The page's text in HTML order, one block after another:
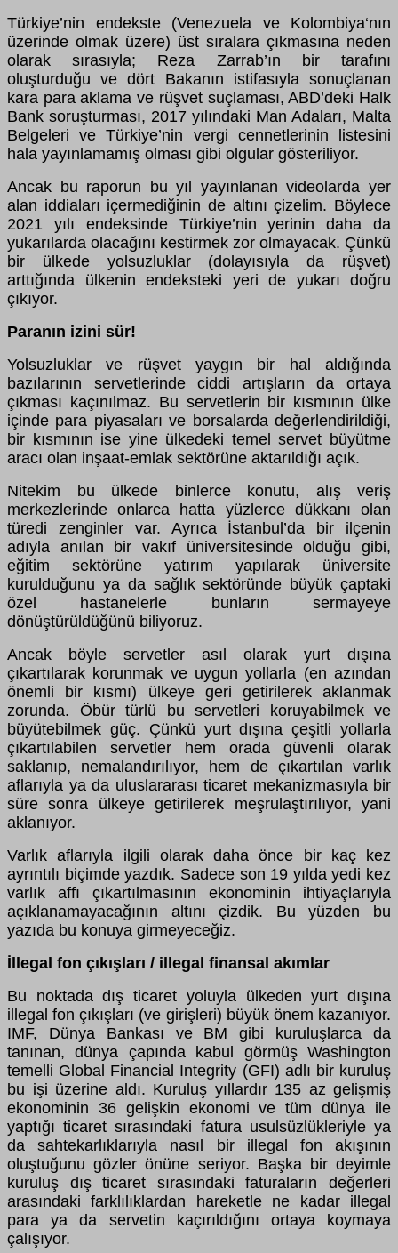
Türkiye’nin endekste (Venezuela ve Kolombiya‘nın
üzerinde olmak üzere) üst sıralara çıkmasına neden
olarak sırasıyla; Reza Zarrab’ın bir tarafını
oluşturduğu ve dört Bakanın istifasıyla sonuçlanan
kara para aklama ve rüşvet suçlaması, ABD’deki Halk
Bank soruşturması, 2017 yılındaki Man Adaları, Malta
Belgeleri ve Türkiye’nin vergi cennetlerinin listesini
hala yayınlamamış olması gibi olgular gösteriliyor.
Ancak bu raporun bu yıl yayınlanan videolarda yer
alan iddiaları içermediğinin de altını çizelim. Böylece
2021 yılı endeksinde Türkiye’nin yerinin daha da
yukarılarda olacağını kestirmek zor olmayacak. Çünkü
bir ülkede yolsuzluklar (dolayısıyla da rüşvet)
arttığında ülkenin endeksteki yeri de yukarı doğru
çıkıyor.
Paranın izini sür!
Yolsuzluklar ve rüşvet yaygın bir hal aldığında
bazılarının servetlerinde ciddi artışların da ortaya
çıkması kaçınılmaz. Bu servetlerin bir kısmının ülke
içinde para piyasaları ve borsalarda değerlendirildiği,
bir kısmının ise yine ülkedeki temel servet büyütme
aracı olan inşaat-emlak sektörüne aktarıldığı açık.
Nitekim bu ülkede binlerce konutu, alış veriş
merkezlerinde onlarca hatta yüzlerce dükkanı olan
türedi zenginler var. Ayrıca İstanbul’da bir ilçenin
adıyla anılan bir vakıf üniversitesinde olduğu gibi,
eğitim sektörüne yatırım yapılarak üniversite
kurulduğunu ya da sağlık sektöründe büyük çaptaki
özel hastanelerle bunların sermayeye
dönüştürüldüğünü biliyoruz.
Ancak böyle servetler asıl olarak yurt dışına
çıkartılarak korunmak ve uygun yollarla (en azından
önemli bir kısmı) ülkeye geri getirilerek aklanmak
zorunda. Öbür türlü bu servetleri koruyabilmek ve
büyütebilmek güç. Çünkü yurt dışına çeşitli yollarla
çıkartılabilen servetler hem orada güvenli olarak
saklanıp, nemalandırılıyor, hem de çıkartılan varlık
aflarıyla ya da uluslararası ticaret mekanizmasıyla bir
süre sonra ülkeye getirilerek meşrulaştırılıyor, yani
aklanıyor.
Varlık aflarıyla ilgili olarak daha önce bir kaç kez
ayrıntılı biçimde yazdık. Sadece son 19 yılda yedi kez
varlık affı çıkartılmasının ekonominin ihtiyaçlarıyla
açıklanamayacağının altını çizdik. Bu yüzden bu
yazıda bu konuya girmeyeceğiz.
İllegal fon çıkışları / illegal finansal akımlar
Bu noktada dış ticaret yoluyla ülkeden yurt dışına
illegal fon çıkışları (ve girişleri) büyük önem kazanıyor.
IMF, Dünya Bankası ve BM gibi kuruluşlarca da
tanınan, dünya çapında kabul görmüş Washington
temelli Global Financial Integrity (GFI) adlı bir kuruluş
bu işi üzerine aldı. Kuruluş yıllardır 135 az gelişmiş
ekonominin 36 gelişkin ekonomi ve tüm dünya ile
yaptığı ticaret sırasındaki fatura usulsüzlükleriyle ya
da sahtekarlıklarıyla nasıl bir illegal fon akışının
oluştuğunu gözler önüne seriyor. Başka bir deyimle
kuruluş dış ticaret sırasındaki faturaların değerleri
arasındaki farklılıklardan hareketle ne kadar illegal
para ya da servetin kaçırıldığını ortaya koymaya
çalışıyor.